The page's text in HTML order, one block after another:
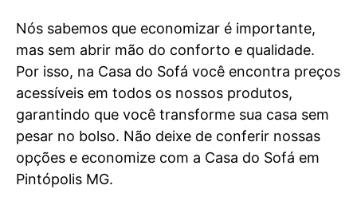
Nós sabemos que economizar é importante,
mas sem abrir mão do conforto e qualidade.
Por isso, na Casa do Sofá você encontra preços
acessíveis em todos os nossos produtos,
garantindo que você transforme sua casa sem
pesar no bolso. Não deixe de conferir nossas
opções e economize com a Casa do Sofá em
Pintópolis MG.